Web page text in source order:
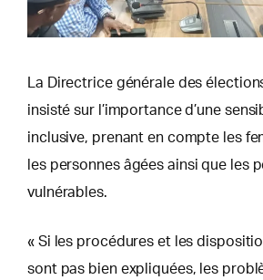
La Directrice générale des
insisté sur l’importance d’une
inclusive, prenant en compte les
les personnes âgées ainsi que les
vulnérables.
« Si les procédures et les
sont pas bien expliquées, les